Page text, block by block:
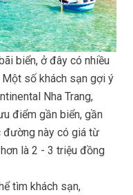
biển, ở đây có nhiều
Một số khách sạn gợi ý
Nha Trang,
điểm gần biển, gần
đường này có giá từ
là 2 - 3 triệu đồng
tìm khách sạn,